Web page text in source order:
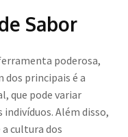
Sabor
poderosa,
dos principais é a
que pode variar
Além disso,
cultura dos